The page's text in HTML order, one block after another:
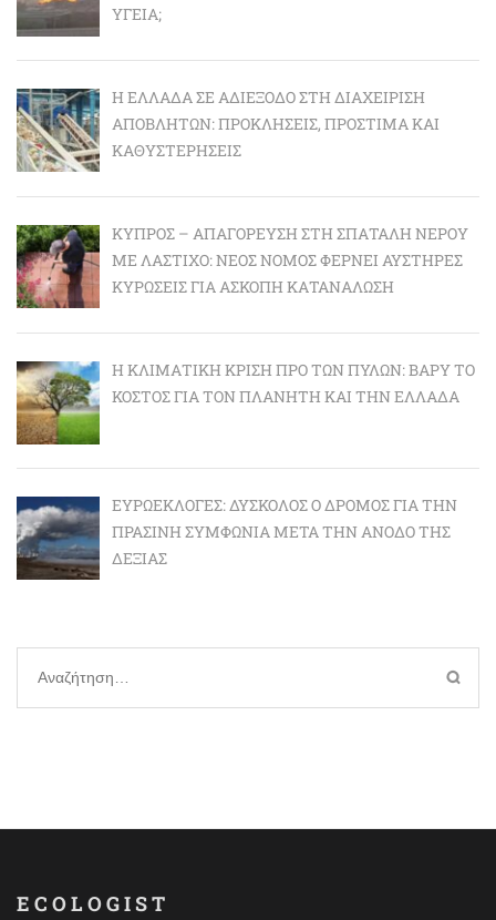
ΥΓΕΊΑ;
Η ΕΛΛΆΔΑ ΣΕ ΑΔΙΈΞΟΔΟ ΣΤΗ ΔΙΑΧΕΊΡΙΣΗ
ΑΠΟΒΛΉΤΩΝ: ΠΡΟΚΛΉΣΕΙΣ, ΠΡΌΣΤΙΜΑ ΚΑΙ
ΚΑΘΥΣΤΕΡΉΣΕΙΣ
ΚΎΠΡΟΣ – ΑΠΑΓΌΡΕΥΣΗ ΣΤΗ ΣΠΑΤΆΛΗ ΝΕΡΟΎ
ΜΕ ΛΆΣΤΙΧΟ: ΝΈΟΣ ΝΌΜΟΣ ΦΈΡΝΕΙ ΑΥΣΤΗΡΈΣ
ΚΥΡΏΣΕΙΣ ΓΙΑ ΆΣΚΟΠΗ ΚΑΤΑΝΆΛΩΣΗ
Η ΚΛΙΜΑΤΙΚΉ ΚΡΊΣΗ ΠΡΟ ΤΩΝ ΠΥΛΏΝ: BΑΡΎ ΤΟ
ΚΌΣΤΟΣ ΓΙΑ ΤΟΝ ΠΛΑΝΉΤΗ ΚΑΙ ΤΗΝ ΕΛΛΆΔΑ
ΕΥΡΩΕΚΛΟΓΈΣ: ΔΎΣΚΟΛΟΣ Ο ΔΡΌΜΟΣ ΓΙΑ ΤΗΝ
ΠΡΆΣΙΝΗ ΣΥΜΦΩΝΊΑ ΜΕΤΆ ΤΗΝ ΆΝΟΔΟ ΤΗΣ
ΔΕΞΙΆΣ
Αναζήτηση
για:
ECOLOGIST